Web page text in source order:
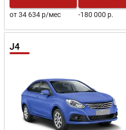
от 34 634 р/мес -180 000 р.
J4